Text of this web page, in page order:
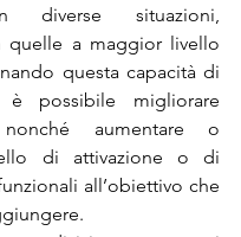
diverse situazioni,
quelle a maggior livello
questa capacità di
è possibile migliorare
nonché aumentare o
di attivazione o di
all’obiettivo che